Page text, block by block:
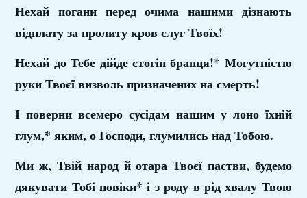
Нехай погани перед очима нашими дізнають
відплату за пролиту кров слуг Твоїх!
Нехай до Тебе дійде стогін бранця!* Могутністю
руки Твоєї визволь призначених на смерть!
І поверни всемеро сусідам нашим у лоно їхній
глум,* яким, о Господи, глумились над Тобою.
Ми ж, Твій народ й отара Твоєї пастви, будемо
дякувати Тобі повіки* і з роду в рід хвалу Твою